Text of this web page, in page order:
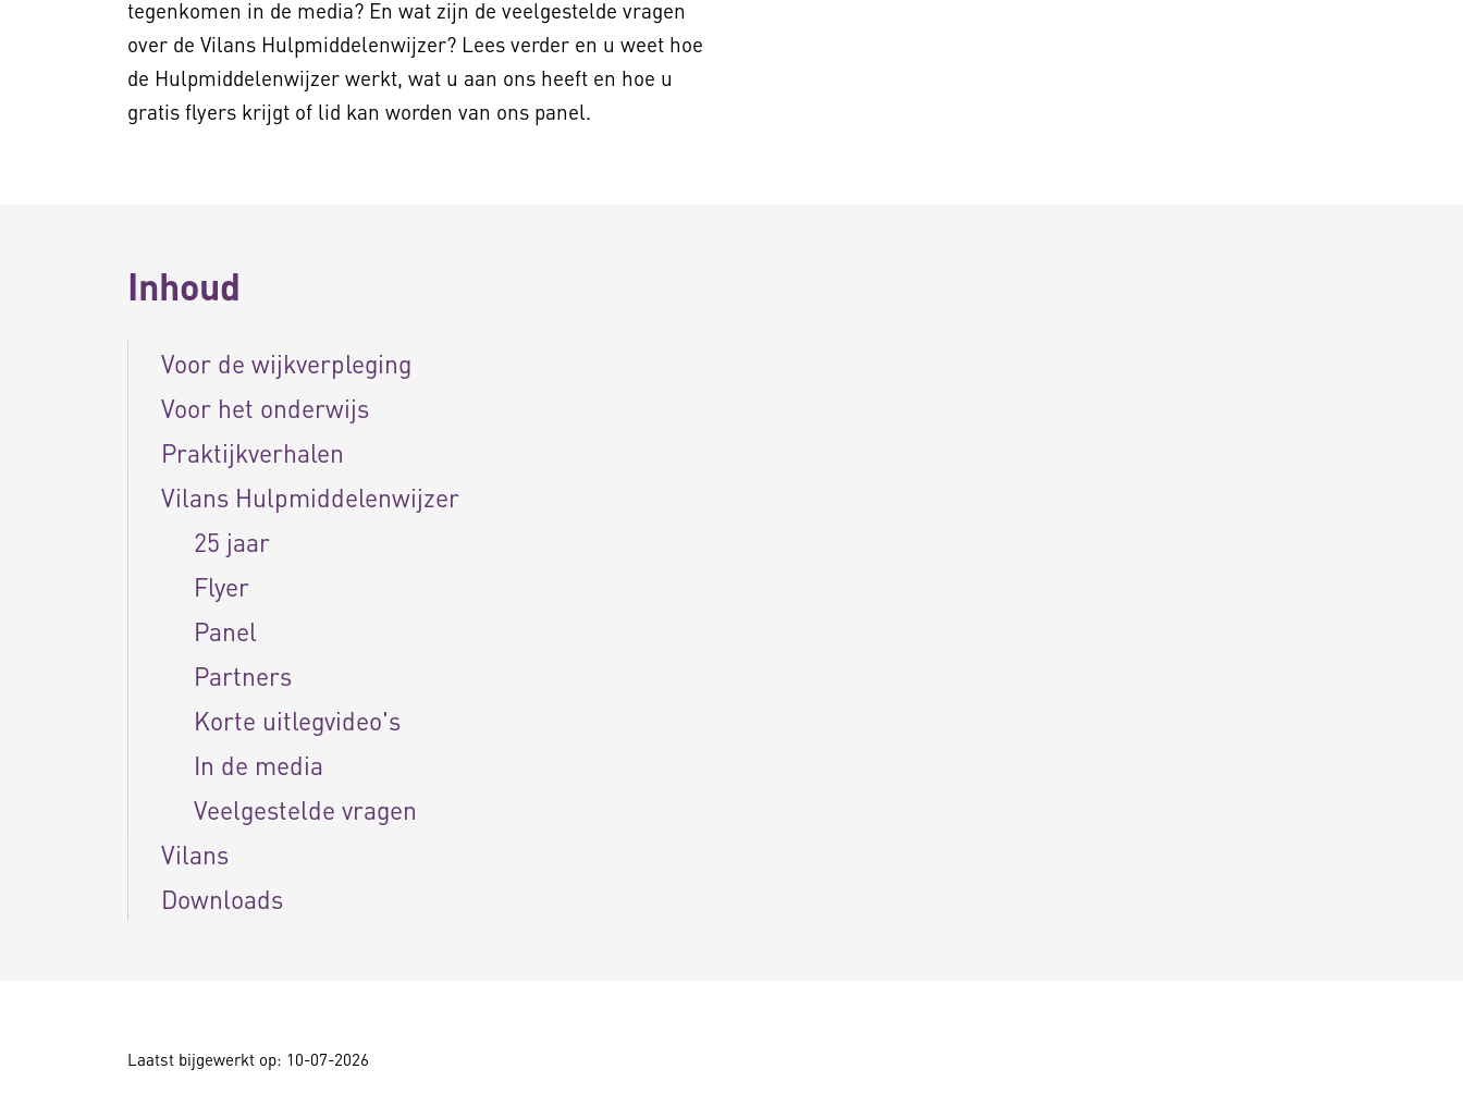
tegenkomen in de media? En wat zijn de veelgestelde vragen
over de Vilans Hulpmiddelenwijzer? Lees verder en u weet hoe
de Hulpmiddelenwijzer werkt, wat u aan ons heeft en hoe u
gratis flyers krijgt of lid kan worden van ons panel.
Inhoud
Voor de wijkverpleging
Voor het onderwijs
Praktijkverhalen
Vilans Hulpmiddelenwijzer
25 jaar
Flyer
Panel
Partners
Korte uitlegvideo's
In de media
Veelgestelde vragen
Vilans
Downloads
Laatst bijgewerkt op: 10-07-2026